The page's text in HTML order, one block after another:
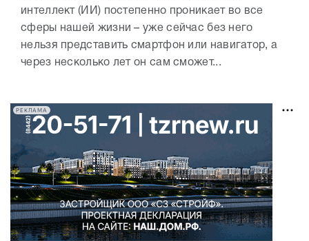
интеллект (ИИ) постепенно проникает во все
сферы нашей жизни – уже сейчас без него
нельзя представить смартфон или навигатор, а
через несколько лет он сам сможет...
РЕКЛАМА